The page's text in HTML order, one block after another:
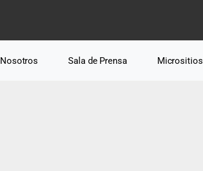
Nosotros Sala de Prensa Micrositios